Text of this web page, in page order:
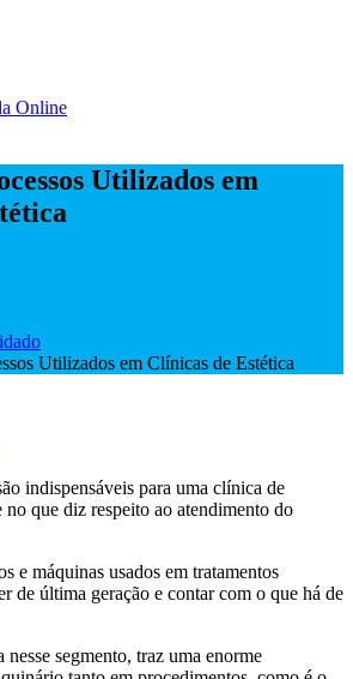
Online
Utilizados em
Utilizados em Clínicas de Estética
indispensáveis para uma clínica de
no que diz respeito ao atendimento do
e máquinas usados em tratamentos
de última geração e contar com o que há de
segmento, traz uma enorme